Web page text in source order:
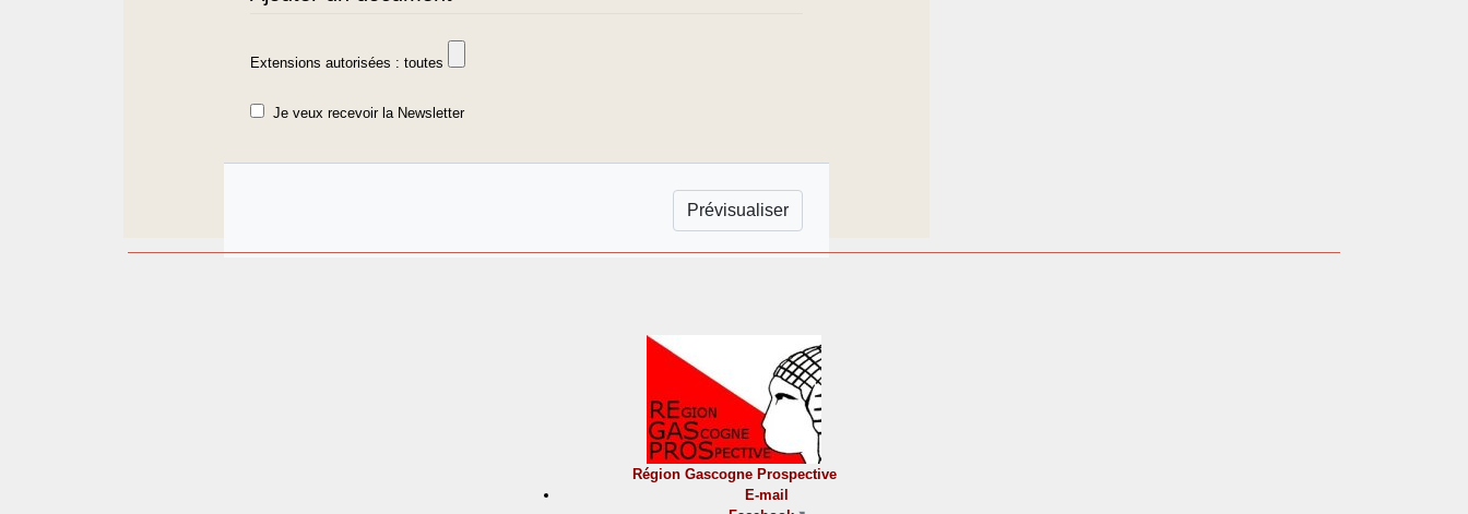
Extensions autorisées : toutes
Je veux recevoir la Newsletter
Région Gascogne Prospective
E-mail